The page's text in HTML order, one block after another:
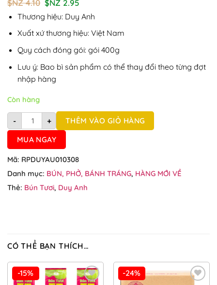
$NZ4.10
gốc
là:
4.10.
$NZ 2.95
tại
$NZ
2.95.
Thương hiệu: Duy Anh
Xuất xứ thương hiệu: Việt Nam
Quy cách đóng gói: gói 400g
Lưu ý: Bao bì sản phẩm có thể thay đổi theo từng đợt
nhập hàng
Còn hàng
-
Bún tươi Duy Anh gói 400g số lượng
+
THÊM VÀO GIỎ HÀNG
MUA NGAY
Mã: RPDUYAU010308
Danh mục: BÚN, PHỞ, BÁNH TRÁNG, HÀNG MỚI VỀ
Thẻ: Bún Tươi, Duy Anh
CÓ THỂ BẠN THÍCH…
-15% -24%